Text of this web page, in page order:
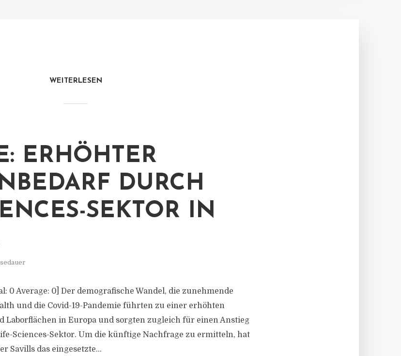
WEITERLESEN
ERHÖHTER
DURCH
SEKTOR IN
0 Average: 0] Der demografische Wandel, die zunehmende
und die Covid-19-Pandemie führten zu einer erhöhten
Laborflächen in Europa und sorgten zugleich für einen Anstieg
Sciences-Sektor. Um die künftige Nachfrage zu ermitteln, hat
Savills das eingesetzte...